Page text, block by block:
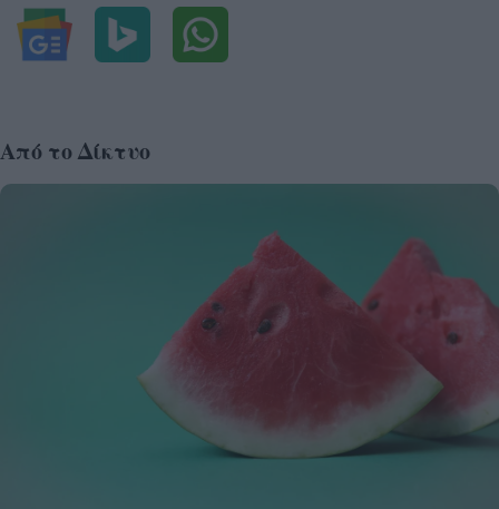
Από το Δίκτυο